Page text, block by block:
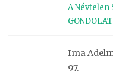
A
Ima
97.